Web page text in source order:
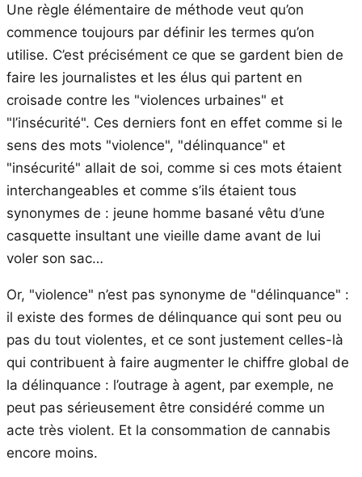
Une règle élémentaire de méthode veut qu’on
commence toujours par définir les termes qu’on
utilise. C’est précisément ce que se gardent bien de
faire les journalistes et les élus qui partent en
croisade contre les "violences urbaines" et
"l’insécurité". Ces derniers font en effet comme si le
sens des mots "violence", "délinquance" et
"insécurité" allait de soi, comme si ces mots étaient
interchangeables et comme s’ils étaient tous
synonymes de : jeune homme basané vêtu d’une
casquette insultant une vieille dame avant de lui
voler son sac…
Or, "violence" n’est pas synonyme de "délinquance" :
il existe des formes de délinquance qui sont peu ou
pas du tout violentes, et ce sont justement celles-là
qui contribuent à faire augmenter le chiffre global de
la délinquance : l’outrage à agent, par exemple, ne
peut pas sérieusement être considéré comme un
acte très violent. Et la consommation de cannabis
encore moins.